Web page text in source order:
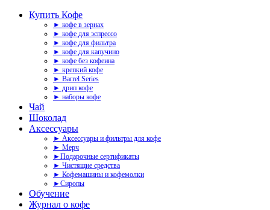
Купить Кофе
► кофе в зернах
► кофе для эспрессо
► кофе для фильтра
► кофе для капучино
► кофе без кофеина
► крепкий кофе
► Barrel Series
► дрип кофе
► наборы кофе
Чай
Шоколад
Аксессуары
► Аксессуары и фильтры для кофе
► Мерч
►Подарочные сертификаты
► Чистящие средства
► Кофемашины и кофемолки
►Сиропы
Обучение
Журнал о кофе